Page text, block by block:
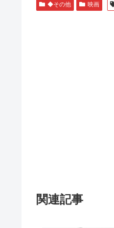
◆その他 映画
関連記事